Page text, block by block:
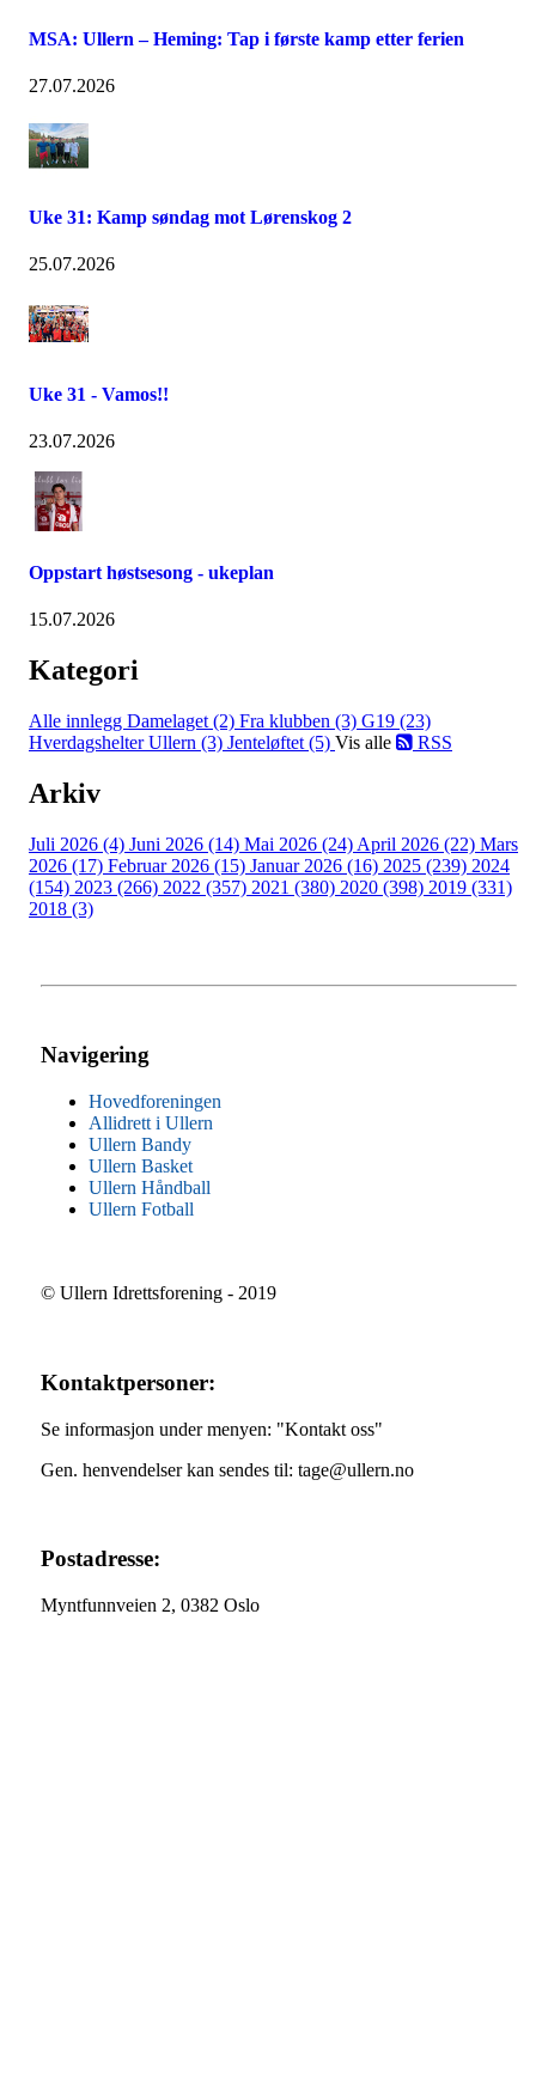
MSA: Ullern – Heming: Tap i første kamp etter ferien
27.07.2026
Uke 31: Kamp søndag mot Lørenskog 2
25.07.2026
Uke 31 - Vamos!!
23.07.2026
Oppstart høstsesong - ukeplan
15.07.2026
Kategori
Alle innlegg Damelaget (2) Fra klubben (3) G19 (23)
Hverdagshelter Ullern (3) Jenteløftet (5) Vis alle RSS
Arkiv
Juli 2026 (4) Juni 2026 (14) Mai 2026 (24) April 2026 (22) Mars
2026 (17) Februar 2026 (15) Januar 2026 (16) 2025 (239) 2024
(154) 2023 (266) 2022 (357) 2021 (380) 2020 (398) 2019 (331)
2018 (3)
Navigering
Hovedforeningen
Allidrett i Ullern
Ullern Bandy
Ullern Basket
Ullern Håndball
Ullern Fotball
© Ullern Idrettsforening - 2019
Kontaktpersoner:
Se informasjon under menyen: "Kontakt oss"
Gen. henvendelser kan sendes til: tage@ullern.no
Postadresse:
Myntfunnveien 2, 0382 Oslo